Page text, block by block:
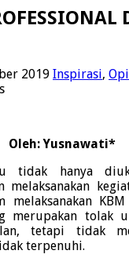
2019 Inspirasi,
Oleh: Yusnawati*
tidak hanya
melaksanakan
melaksanakan
merupakan tolak
tetapi tidak
terpenuhi.